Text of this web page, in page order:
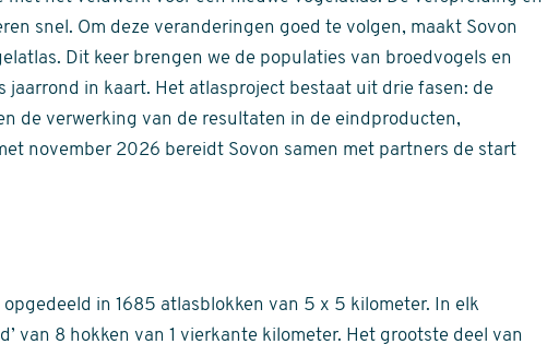
5
stars
snel. Om deze veranderingen goed te volgen, maakt Sovon
Dit keer brengen we de populaties van broedvogels en
jaarrond in kaart. Het atlasproject bestaat uit drie fasen: de
de verwerking van de resultaten in de eindproducten,
november 2026 bereidt Sovon samen met partners de start
in 1685 atlasblokken van 5 x 5 kilometer. In elk
van 8 hokken van 1 vierkante kilometer. Het grootste deel van